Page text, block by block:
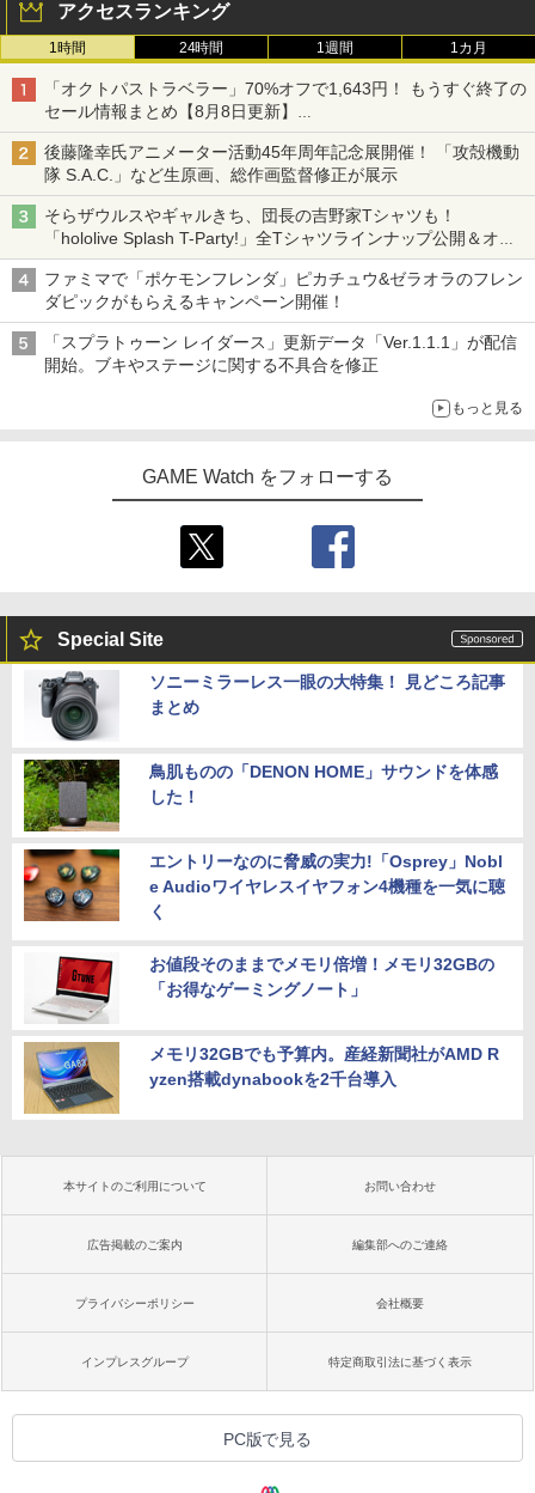
アクセスランキング
1時間 24時間 1週間 1カ月
「オクトパストラベラー」70%オフで1,643円！ もうすぐ終了の
セール情報まとめ【8月8日更新】
ニンテンドーeショップでは「大神 絶景版」が67%オフで990円
後藤隆幸氏アニメーター活動45年周年記念展開催！ 「攻殻機動
隊 S.A.C.」など生原画、総作画監督修正が展示
そらザウルスやギャルきち、団長の吉野家Tシャツも！
「hololive Splash T-Party!」全Tシャツラインナップ公開＆オン
ライン販売開始
ファミマで「ポケモンフレンダ」ピカチュウ&ゼラオラのフレン
ダピックがもらえるキャンペーン開催！
「スプラトゥーン レイダース」更新データ「Ver.1.1.1」が配信
開始。ブキやステージに関する不具合を修正
もっと見る
GAME Watch をフォローする
Special Site
ソニーミラーレス一眼の大特集！ 見どころ記事
まとめ
鳥肌ものの「DENON HOME」サウンドを体感
した！
エントリーなのに脅威の実力!「Osprey」Nobl
e Audioワイヤレスイヤフォン4機種を一気に聴
く
お値段そのままでメモリ倍増！メモリ32GBの
「お得なゲーミングノート」
メモリ32GBでも予算内。産経新聞社がAMD R
yzen搭載dynabookを2千台導入
本サイトのご利用について お問い合わせ
広告掲載のご案内 編集部へのご連絡
プライバシーポリシー 会社概要
インプレスグループ 特定商取引法に基づく表示
PC版で見る